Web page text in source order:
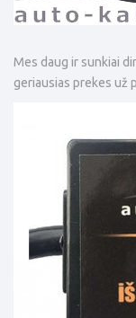
Mes daug ir sunkiai
geriausias prekes už